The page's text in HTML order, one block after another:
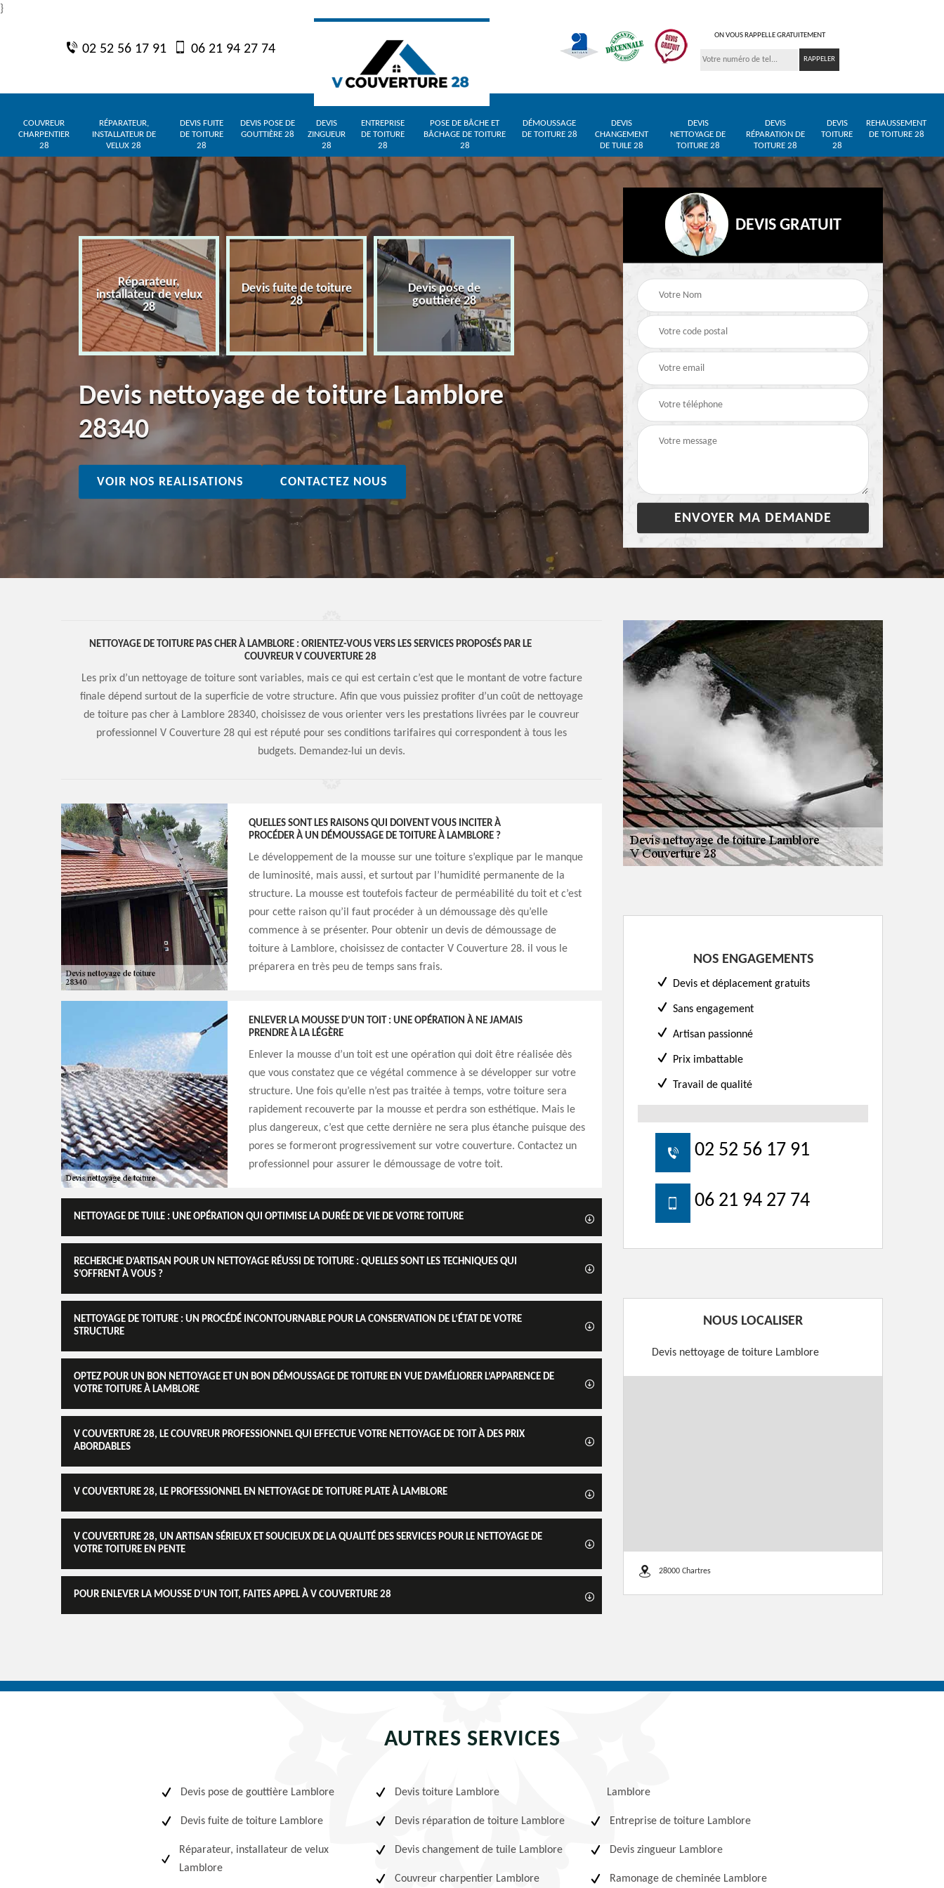
}
02 52 56 17 91 06 21 94 27 74
ON VOUS RAPPELLE GRATUITEMENT
COUVREUR
CHARPENTIER
28
RÉPARATEUR,
INSTALLATEUR DE
VELUX 28
DEVIS FUITE
DE TOITURE
28
DEVIS POSE DE
GOUTTIÈRE 28
DEVIS
ZINGUEUR
28
ENTREPRISE
DE TOITURE
28
POSE DE BÂCHE ET
BÂCHAGE DE TOITURE
28
DÉMOUSSAGE
DE TOITURE 28
DEVIS
CHANGEMENT
DE TUILE 28
DEVIS
NETTOYAGE DE
TOITURE 28
DEVIS
RÉPARATION DE
TOITURE 28
DEVIS
TOITURE
28
REHAUSSEMENT
DE TOITURE 28
Réparateur,
installateur de velux
28
Devis fuite de toiture
28
Devis pose de
gouttière 28
Devis zingueur 28
Entreprise de toiture
Pose de bâche et
bâchage de toiture 28
Devis nettoyage de toiture Lamblore
28340
VOIR NOS REALISATIONS CONTACTEZ NOUS
DEVIS GRATUIT
NETTOYAGE DE TOITURE PAS CHER À LAMBLORE : ORIENTEZ-VOUS VERS LES SERVICES PROPOSÉS PAR LE
COUVREUR V COUVERTURE 28
Les prix d’un nettoyage de toiture sont variables, mais ce qui est certain c’est que le montant de votre facture
finale dépend surtout de la superficie de votre structure. Afin que vous puissiez profiter d’un coût de nettoyage
de toiture pas cher à Lamblore 28340, choisissez de vous orienter vers les prestations livrées par le couvreur
professionnel V Couverture 28 qui est réputé pour ses conditions tarifaires qui correspondent à tous les
budgets. Demandez-lui un devis.
QUELLES SONT LES RAISONS QUI DOIVENT VOUS INCITER À
PROCÉDER À UN DÉMOUSSAGE DE TOITURE À LAMBLORE ?
Le développement de la mousse sur une toiture s’explique par le manque
de luminosité, mais aussi, et surtout par l’humidité permanente de la
structure. La mousse est toutefois facteur de perméabilité du toit et c’est
pour cette raison qu’il faut procéder à un démoussage dès qu’elle
commence à se présenter. Pour obtenir un devis de démoussage de
toiture à Lamblore, choisissez de contacter V Couverture 28. il vous le
préparera en très peu de temps sans frais.
ENLEVER LA MOUSSE D’UN TOIT : UNE OPÉRATION À NE JAMAIS
PRENDRE À LA LÉGÈRE
Enlever la mousse d’un toit est une opération qui doit être réalisée dès
que vous constatez que ce végétal commence à se développer sur votre
structure. Une fois qu’elle n’est pas traitée à temps, votre toiture sera
rapidement recouverte par la mousse et perdra son esthétique. Mais le
plus dangereux, c’est que cette dernière ne sera plus étanche puisque des
pores se formeront progressivement sur votre couverture. Contactez un
professionnel pour assurer le démoussage de votre toit.
NETTOYAGE DE TUILE : UNE OPÉRATION QUI OPTIMISE LA DURÉE DE VIE DE VOTRE TOITURE
RECHERCHE D’ARTISAN POUR UN NETTOYAGE RÉUSSI DE TOITURE : QUELLES SONT LES TECHNIQUES QUI
S’OFFRENT À VOUS ?
NETTOYAGE DE TOITURE : UN PROCÉDÉ INCONTOURNABLE POUR LA CONSERVATION DE L’ÉTAT DE VOTRE
STRUCTURE
OPTEZ POUR UN BON NETTOYAGE ET UN BON DÉMOUSSAGE DE TOITURE EN VUE D’AMÉLIORER L’APPARENCE DE
VOTRE TOITURE À LAMBLORE
V COUVERTURE 28, LE COUVREUR PROFESSIONNEL QUI EFFECTUE VOTRE NETTOYAGE DE TOIT À DES PRIX
ABORDABLES
V COUVERTURE 28, LE PROFESSIONNEL EN NETTOYAGE DE TOITURE PLATE À LAMBLORE
V COUVERTURE 28, UN ARTISAN SÉRIEUX ET SOUCIEUX DE LA QUALITÉ DES SERVICES POUR LE NETTOYAGE DE
VOTRE TOITURE EN PENTE
POUR ENLEVER LA MOUSSE D’UN TOIT, FAITES APPEL À V COUVERTURE 28
NOS ENGAGEMENTS
Devis et déplacement gratuits
Sans engagement
Artisan passionné
Prix imbattable
Travail de qualité
02 52 56 17 91
06 21 94 27 74
NOUS LOCALISER
Devis nettoyage de toiture Lamblore
28000 Chartres
AUTRES SERVICES
Devis pose de gouttière Lamblore
Devis fuite de toiture Lamblore
Réparateur, installateur de velux
Lamblore
Devis toiture Lamblore
Devis réparation de toiture Lamblore
Devis changement de tuile Lamblore
Couvreur charpentier Lamblore
Lamblore
Entreprise de toiture Lamblore
Devis zingueur Lamblore
Ramonage de cheminée Lamblore